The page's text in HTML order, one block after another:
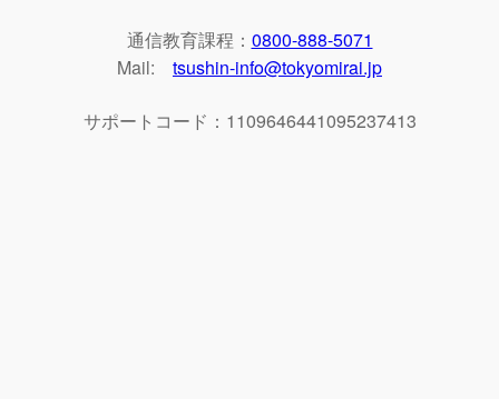
通信教育課程： 0800-888-5071
Mail: tsushin-info@tokyomirai.jp
サポートコード：1109646441095237413